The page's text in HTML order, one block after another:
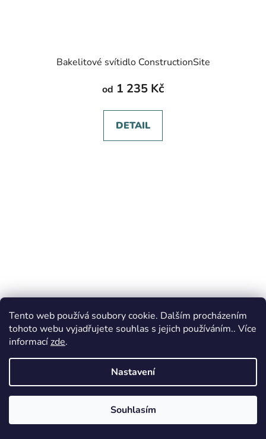
Tento web používá soubory cookie. Dalším procházením
tohoto webu vyjadřujete souhlas s jejich používáním.. Více
informacízde.
Nastavení
Souhlasím
Bakelitové svítidlo ConstructionSite
od 1 235 Kč
DETAIL
Venkovní hliníkové svítidlo Cube s křížem, IP54
2 713 Kč